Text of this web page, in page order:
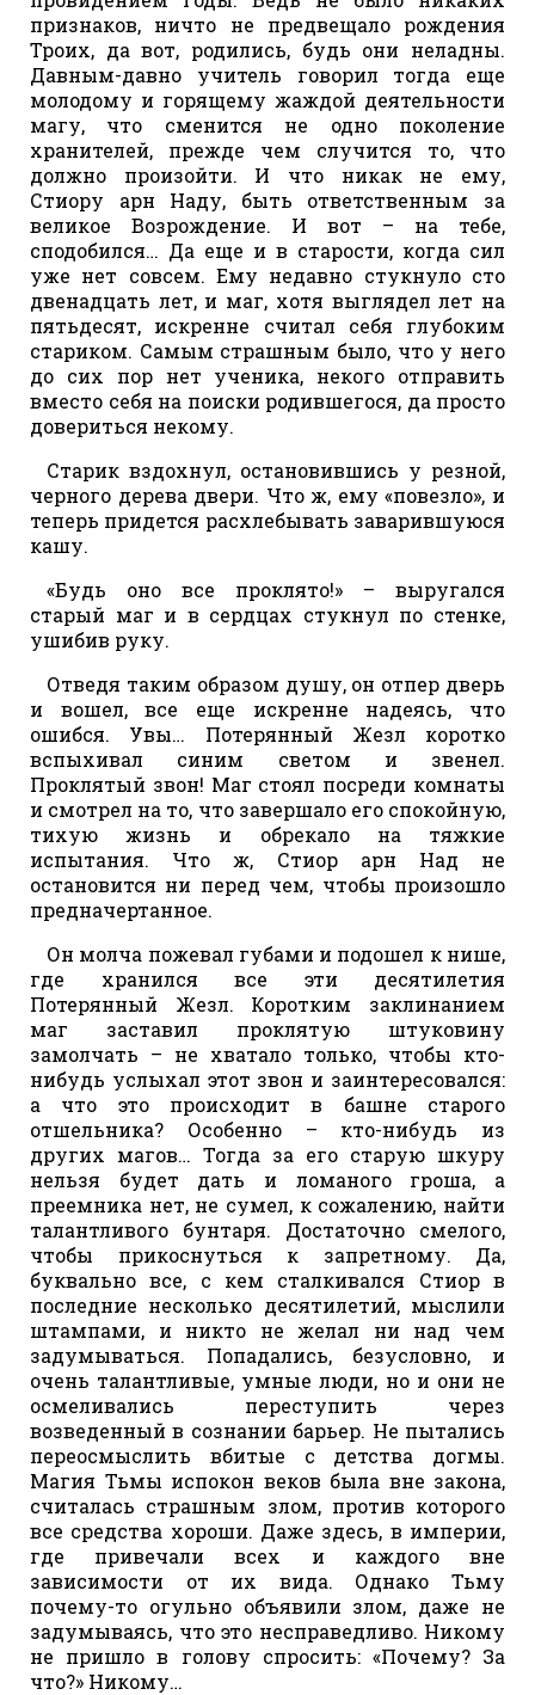
признаков, ничто не предвещало рождения
Троих, да вот, родились, будь они неладны.
Давным-давно учитель говорил тогда еще
молодому и горящему жаждой деятельности
магу, что сменится не одно поколение
хранителей, прежде чем случится то, что
должно произойти. И что никак не ему,
Стиору арн Наду, быть ответственным за
великое Возрождение. И вот – на тебе,
сподобился… Да еще и в старости, когда сил
уже нет совсем. Ему недавно стукнуло сто
двенадцать лет, и маг, хотя выглядел лет на
пятьдесят, искренне считал себя глубоким
стариком. Самым страшным было, что у него
до сих пор нет ученика, некого отправить
вместо себя на поиски родившегося, да просто
довериться некому.
Старик вздохнул, остановившись у резной,
черного дерева двери. Что ж, ему «повезло», и
теперь придется расхлебывать заварившуюся
кашу.
«Будь оно все проклято!» – выругался
старый маг и в сердцах стукнул по стенке,
ушибив руку.
Отведя таким образом душу, он отпер дверь
и вошел, все еще искренне надеясь, что
ошибся. Увы… Потерянный Жезл коротко
вспыхивал синим светом и звенел.
Проклятый звон! Маг стоял посреди комнаты
и смотрел на то, что завершало его спокойную,
тихую жизнь и обрекало на тяжкие
испытания. Что ж, Стиор арн Над не
остановится ни перед чем, чтобы произошло
предначертанное.
Он молча пожевал губами и подошел к нише,
где хранился все эти десятилетия
Потерянный Жезл. Коротким заклинанием
маг заставил проклятую штуковину
замолчать – не хватало только, чтобы кто-
нибудь услыхал этот звон и заинтересовался:
а что это происходит в башне старого
отшельника? Особенно – кто-нибудь из
других магов… Тогда за его старую шкуру
нельзя будет дать и ломаного гроша, а
преемника нет, не сумел, к сожалению, найти
талантливого бунтаря. Достаточно смелого,
чтобы прикоснуться к запретному. Да,
буквально все, с кем сталкивался Стиор в
последние несколько десятилетий, мыслили
штампами, и никто не желал ни над чем
задумываться. Попадались, безусловно, и
очень талантливые, умные люди, но и они не
осмеливались переступить через
возведенный в сознании барьер. Не пытались
переосмыслить вбитые с детства догмы.
Магия Тьмы испокон веков была вне закона,
считалась страшным злом, против которого
все средства хороши. Даже здесь, в империи,
где привечали всех и каждого вне
зависимости от их вида. Однако Тьму
почему-то огульно объявили злом, даже не
задумываясь, что это несправедливо. Никому
не пришло в голову спросить: «Почему? За
что?» Никому…